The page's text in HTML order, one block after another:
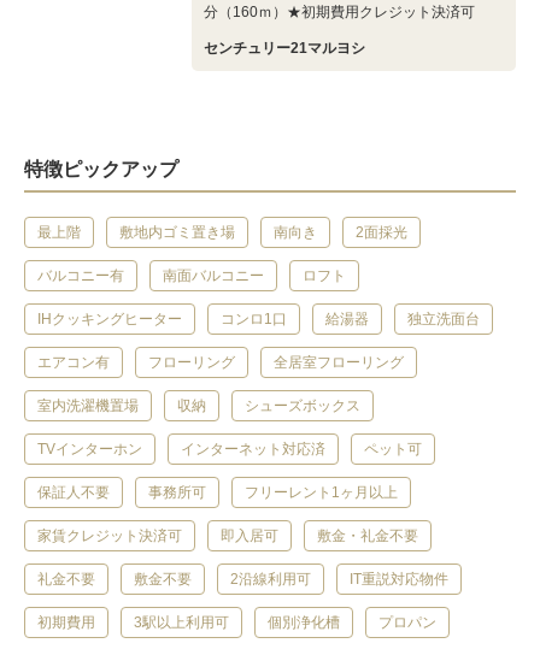
分（160ｍ）★初期費用クレジット決済可
センチュリー21マルヨシ
特徴ピックアップ
最上階 敷地内ゴミ置き場 南向き 2面採光
バルコニー有 南面バルコニー ロフト
IHクッキングヒーター コンロ1口 給湯器 独立洗面台
エアコン有 フローリング 全居室フローリング
室内洗濯機置場 収納 シューズボックス
TVインターホン インターネット対応済 ペット可
保証人不要 事務所可 フリーレント1ヶ月以上
家賃クレジット決済可 即入居可 敷金・礼金不要
礼金不要 敷金不要 2沿線利用可 IT重説対応物件
初期費用 3駅以上利用可 個別浄化槽 プロパン